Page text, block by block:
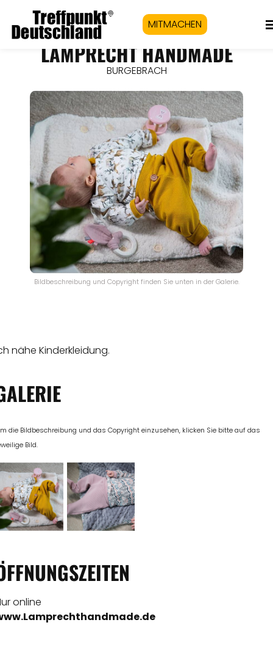
MITMACHEN
LAMPRECHT HANDMADE
BURGEBRACH
Bildbeschreibung und Copyright finden Sie unten in der Galerie.
nähe Kinderkleidung.
die Bildbeschreibung und das Copyright einzusehen, klicken Sie bitte auf das
Bild.
online